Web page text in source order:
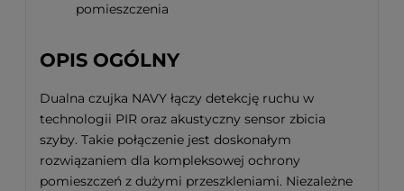
pomieszczenia
OPIS OGÓLNY
Dualna czujka NAVY łączy detekcję ruchu w
technologii PIR oraz akustyczny sensor zbicia
szyby. Takie połączenie jest doskonałym
rozwiązaniem dla kompleksowej ochrony
pomieszczeń z dużymi przeszkleniami. Niezależne